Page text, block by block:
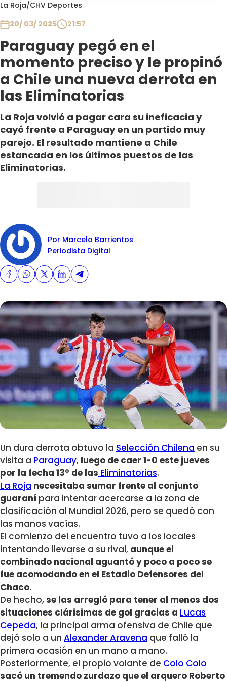
La Roja/CHV Deportes
20/ 03/ 2025
21:57
Paraguay pegó en el
momento preciso y le propinó
a Chile una nueva derrota en
las Eliminatorias
La Roja volvió a pagar cara su ineficacia y
cayó frente a Paraguay en un partido muy
parejo. El resultado mantiene a Chile
estancada en los últimos puestos de las
Eliminatorias.
Por Marcelo Barrientos
Periodista Digital
Un dura derrota obtuvo la Selección Chilena en su
visita a Paraguay, luego de caer 1-0 este jueves
por la fecha 13° de las Eliminatorias.
La Roja necesitaba sumar frente al conjunto
guaraní para intentar acercarse a la zona de
clasificación al Mundial 2026, pero se quedó con
las manos vacías.
El comienzo del encuentro tuvo a los locales
intentando llevarse a su rival, aunque el
combinado nacional aguantó y poco a poco se
fue acomodando en el Estadio Defensores del
Chaco.
De hecho,se las arregló para tener al menos dos
situaciones clárisimas de gol gracias a Lucas
Cepeda, la principal arma ofensiva de Chile que
dejó solo a un Alexander Aravena que falló la
primera ocasión en un mano a mano.
Posteriormente, el propio volante de Colo Colo
sacó un tremendo zurdazo que el arquero Roberto
Programas
Club De La Comedia
Contigo en Directo
Plan Perfecto
El Tiempo
Sabingo
Todos Los Programas